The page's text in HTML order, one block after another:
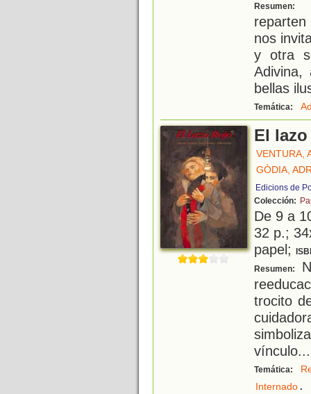
Resumen:
nos
y otra
Adivina,
bellas
Temática:
El
VENTURA,
GÒDIA,
Edicions de
Colección:
De 9 a
32 p.;
papel;
Resumen:
trocito
vínculo...
Temática:
Internado.